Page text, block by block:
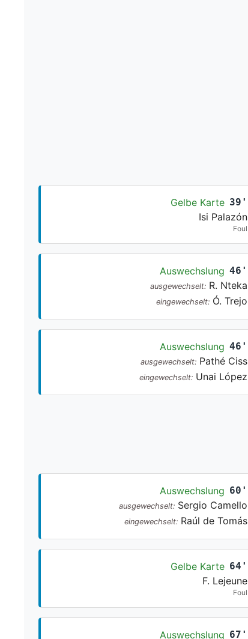
Gelbe Karte 39'
Isi Palazón
Foul
Auswechslung 46'
ausgewechselt: R. Nteka
eingewechselt: Ó. Trejo
Auswechslung 46'
ausgewechselt: Pathé Ciss
eingewechselt: Unai López
Auswechslung 60'
ausgewechselt: Sergio Camello
eingewechselt: Raúl de Tomás
Gelbe Karte 64'
F. Lejeune
Foul
Auswechslung 67'